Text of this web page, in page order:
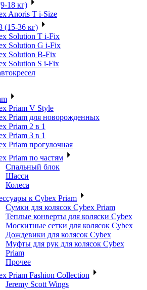
18 кг)
Anoris T i-Size
(15-36 кг)
Solution T i-Fix
Solution G i-Fix
Solution B-Fix
Solution S i-Fix
Priam V Style
Priam для новорожденных
Priam 2 в 1
Priam 3 в 1
Priam прогулочная
Priam по частям
Спальный блок
Шасси
Колеса
к Cybex Priam
Сумки для колясок Cybex Priam
Теплые конверты для коляски Cybex
Москитные сетки для колясок Cybex
Дождевики для колясок Cybex
Муфты для рук для колясок Cybex
Priam
Прочее
Priam Fashion Collection
Jeremy Scott Wings